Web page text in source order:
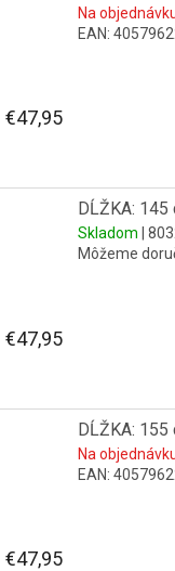
Na
EAN:
€47,95
DĹŽKA: 145
Skladom |
Môžeme
€47,95
DĹŽKA: 155
Na
EAN:
€47,95